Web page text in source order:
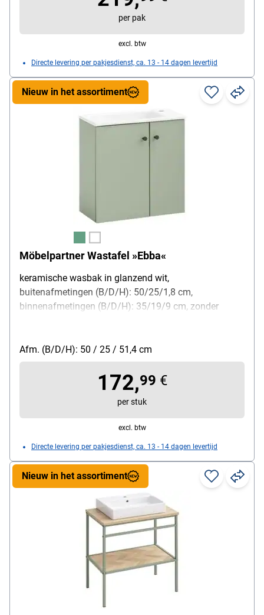
montage moet een permanente afvoer worden
gebruikt, greeploze deuropening, wandbevestiging
vereist, met 1 spiegel, spiegeloppervlak (B/H): ca.
per pak
excl. btw
Directe levering per pakjesdienst, ca. 13 - 14 dagen levertijd
Möbelpartner Wastafel »Ebba«
keramische wasbak in glanzend wit,
buitenafmetingen (B/D/H): 50/25/1,8 cm,
binnenafmetingen (B/D/H): 35/19/9 cm, zonder
45,5/23/40 cm, metalen knopgreep, matzwart,
hangende montage, oppervlakken met
melamineharscoating
Afm. (B/D/H): 50 / 25 / 51,4 cm
Nieuw in het assortiment
172,99 €
per stuk
excl. btw
Directe levering per pakjesdienst, ca. 13 - 14 dagen levertijd
Nieuw in het assortiment